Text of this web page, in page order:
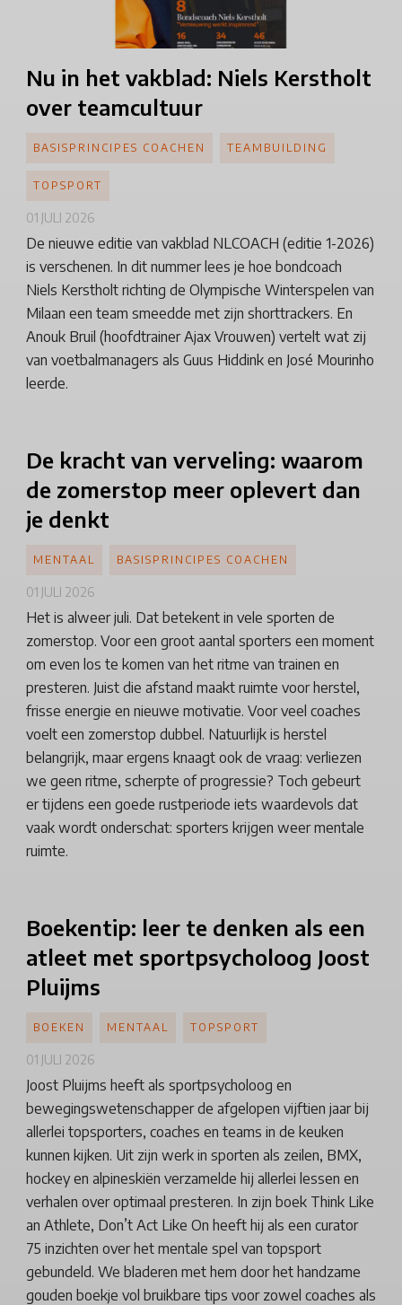
Nu in het vakblad: Niels Kerstholt
over teamcultuur
De nieuwe editie van vakblad NLCOACH (editie 1-2026)
is verschenen. In dit nummer lees je hoe bondcoach
Niels Kerstholt richting de Olympische Winterspelen van
Milaan een team smeedde met zijn shorttrackers. En
Anouk Bruil (hoofdtrainer Ajax Vrouwen) vertelt wat zij
van voetbalmanagers als Guus Hiddink en José Mourinho
leerde.
BASISPRINCIPES COACHEN TEAMBUILDING
TOPSPORT
01 JULI 2026
De kracht van verveling: waarom
de zomerstop meer oplevert dan
je denkt
Het is alweer juli. Dat betekent in vele sporten de
zomerstop. Voor een groot aantal sporters een moment
om even los te komen van het ritme van trainen en
presteren. Juist die afstand maakt ruimte voor herstel,
frisse energie en nieuwe motivatie. Voor veel coaches
voelt een zomerstop dubbel. Natuurlijk is herstel
belangrijk, maar ergens knaagt ook de vraag: verliezen
we geen ritme, scherpte of progressie? Toch gebeurt
er tijdens een goede rustperiode iets waardevols dat
vaak wordt onderschat: sporters krijgen weer mentale
ruimte.
MENTAAL BASISPRINCIPES COACHEN
01 JULI 2026
Boekentip: leer te denken als een
atleet met sportpsycholoog Joost
Pluijms
Joost Pluijms heeft als sportpsycholoog en
bewegingswetenschapper de afgelopen vijftien jaar bij
allerlei topsporters, coaches en teams in de keuken
kunnen kijken. Uit zijn werk in sporten als zeilen, BMX,
hockey en alpineskiën verzamelde hij allerlei lessen en
verhalen over optimaal presteren. In zijn boek Think Like
an Athlete, Don’t Act Like On heeft hij als een curator
75 inzichten over het mentale spel van topsport
gebundeld. We bladeren met hem door het handzame
gouden boekje vol bruikbare tips voor zowel coaches als
BOEKEN MENTAAL TOPSPORT
01 JULI 2026